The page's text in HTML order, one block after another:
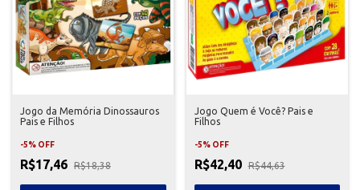
Jogo da Memória Dinossauros
Pais e Filhos
-5% OFF
R$17,46 R$18,38
Jogo Quem é Você? Pais e
Filhos
-5% OFF
R$42,40 R$44,63